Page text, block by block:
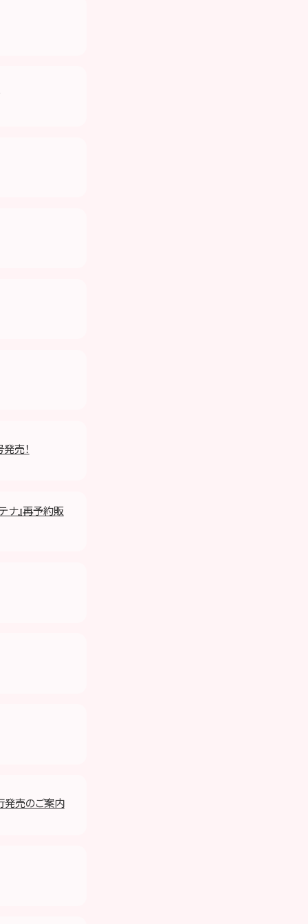
売！
ナ』再予約販
発売のご案内